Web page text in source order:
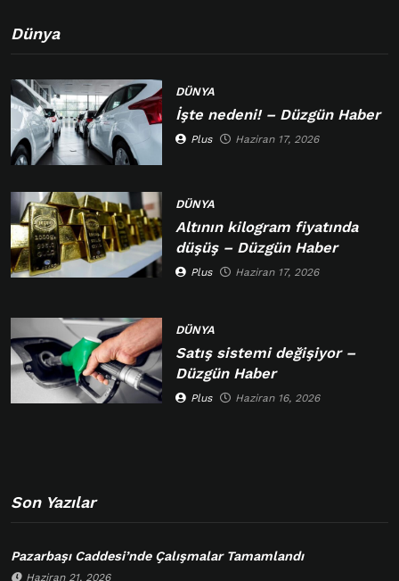
Dünya
DÜNYA
İşte nedeni! – Düzgün Haber
Plus Haziran 17, 2026
DÜNYA
Altının kilogram fiyatında
düşüş – Düzgün Haber
Plus Haziran 17, 2026
DÜNYA
Satış sistemi değişiyor –
Düzgün Haber
Plus Haziran 16, 2026
Son Yazılar
Pazarbaşı Caddesi’nde Çalışmalar Tamamlandı
Haziran 21, 2026